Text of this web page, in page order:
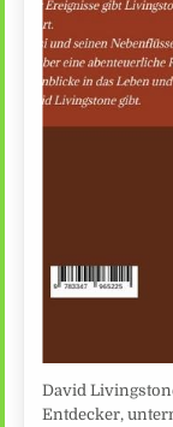
David
Entdecker,